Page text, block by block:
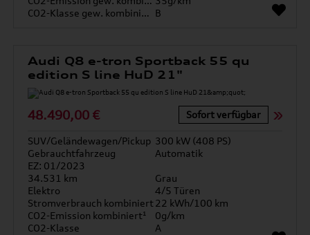
CO2-Klasse gew. kombiniert B
Audi Q8 e-tron Sportback 55 qu
edition S line HuD 21"
48.490,00 € Sofort verfügbar
SUV/Geländewagen/Pickup 300 kW (408 PS)
Gebrauchtfahrzeug
Automatik
EZ: 01/2023
34.531 km
Grau
Elektro
4/5 Türen
Stromverbrauch kombiniert22 kWh/100 km
CO2-Emission kombiniert¹
0g/km
CO2-Klasse
A